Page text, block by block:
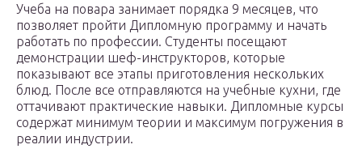
Учеба на повара занимает порядка 9 месяцев, что
позволяет пройти Дипломную программу и начать
работать по профессии. Студенты посещают
демонстрации шеф-инструкторов, которые
показывают все этапы приготовления нескольких
блюд. После все отправляются на учебные кухни, где
оттачивают практические навыки. Дипломные курсы
содержат минимум теории и максимум погружения в
реалии индустрии.